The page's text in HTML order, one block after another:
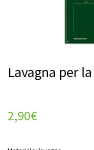
Lavagna per
2,90€